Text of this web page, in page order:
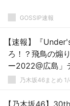
GOSSIP速報
【速報】『
ろ！？飛鳥の煽
ー2022@広島」
ア！！！！！！
乃木坂46まとめ
【乃木坂46】